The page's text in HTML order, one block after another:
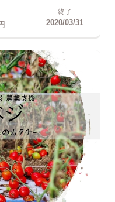
終了
2020/03/31